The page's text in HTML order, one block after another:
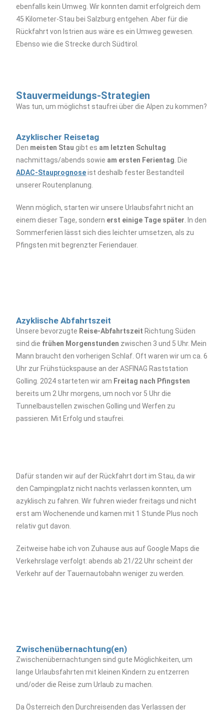
ebenfalls kein Umweg. Wir konnten damit erfolgreich dem
45 Kilometer-Stau bei Salzburg entgehen. Aber für die
Rückfahrt von Istrien aus wäre es ein Umweg gewesen.
Ebenso wie die Strecke durch Südtirol.
Stauvermeidungs-Strategien
Was tun, um möglichst staufrei über die Alpen zu kommen?
Azyklischer Reisetag
Den meisten Stau gibt es am letzten Schultag
nachmittags/abends sowie am ersten Ferientag . Die
ADAC-Stauprognoseist deshalb fester Bestandteil
unserer Routenplanung.
Wenn möglich, starten wir unsere Urlaubsfahrt nicht an
einem dieser Tage, sondern erst einige Tage später . In den
Sommerferien lässt sich dies leichter umsetzen, als zu
Pfingsten mit begrenzter Feriendauer.
Azyklische Abfahrtszeit
Unsere bevorzugte Reise-Abfahrtszeit Richtung Süden
sind die frühen Morgenstunden zwischen 3 und 5 Uhr. Mein
Mann braucht den vorherigen Schlaf. Oft waren wir um ca. 6
Uhr zur Frühstückspause an der ASFINAG Raststation
Golling. 2024 starteten wir am Freitag nach Pfingsten
bereits um 2 Uhr morgens, um noch vor 5 Uhr die
Tunnelbaustellen zwischen Golling und Werfen zu
passieren. Mit Erfolg und staufrei.
Dafür standen wir auf der Rückfahrt dort im Stau, da wir
den Campingplatz nicht nachts verlassen konnten, um
azyklisch zu fahren. Wir fuhren wieder freitags und nicht
erst am Wochenende und kamen mit 1 Stunde Plus noch
relativ gut davon.
Zeitweise habe ich von Zuhause aus auf Google Maps die
Verkehrslage verfolgt: abends ab 21/22 Uhr scheint der
Verkehr auf der Tauernautobahn weniger zu werden.
Zwischenübernachtung(en)
Zwischenübernachtungen sind gute Möglichkeiten, um
lange Urlaubsfahrten mit kleinen Kindern zu entzerren
und/oder die Reise zum Urlaub zu machen.
Da Österreich den Durchreisenden das Verlassen der